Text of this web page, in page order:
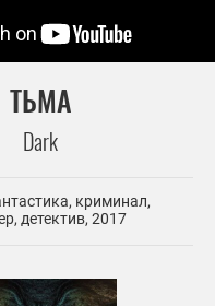
ТЬМА
Dark
криминал,
детектив, 2017